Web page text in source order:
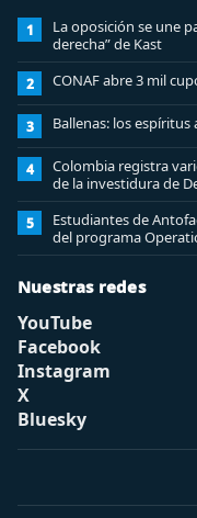
1
La oposición se une
derecha” de Kast
2 CONAF abre 3 mil
3 Ballenas: los
4
Colombia registra
de la investidura de
5
Estudiantes de
del programa
Nuestras redes
YouTube
Facebook
Instagram
X
Bluesky